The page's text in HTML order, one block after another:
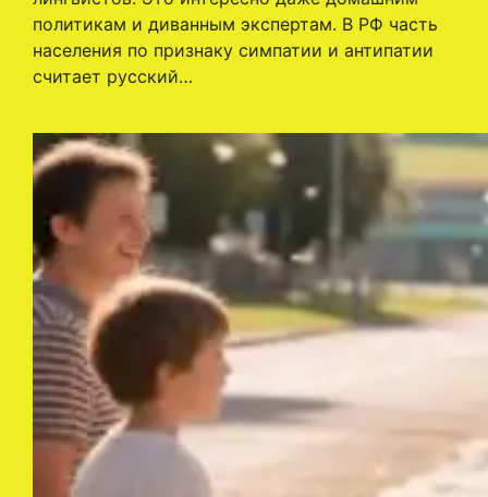
политикам и диванным экспертам. В РФ часть
населения по признаку симпатии и антипатии
считает русский…